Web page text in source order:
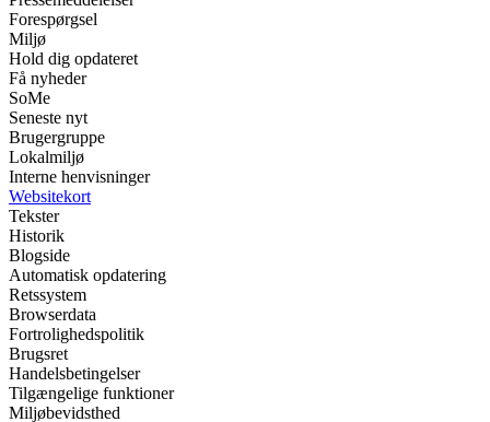
Forespørgsel
Miljø
Hold dig opdateret
Få nyheder
SoMe
Seneste nyt
Brugergruppe
Lokalmiljø
Interne henvisninger
Websitekort
Tekster
Historik
Blogside
Automatisk opdatering
Retssystem
Browserdata
Fortrolighedspolitik
Brugsret
Handelsbetingelser
Tilgængelige funktioner
Miljøbevidsthed